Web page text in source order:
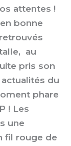
attentes !
bonne
au
pris son
du
phare
! Les
une
fil rouge de